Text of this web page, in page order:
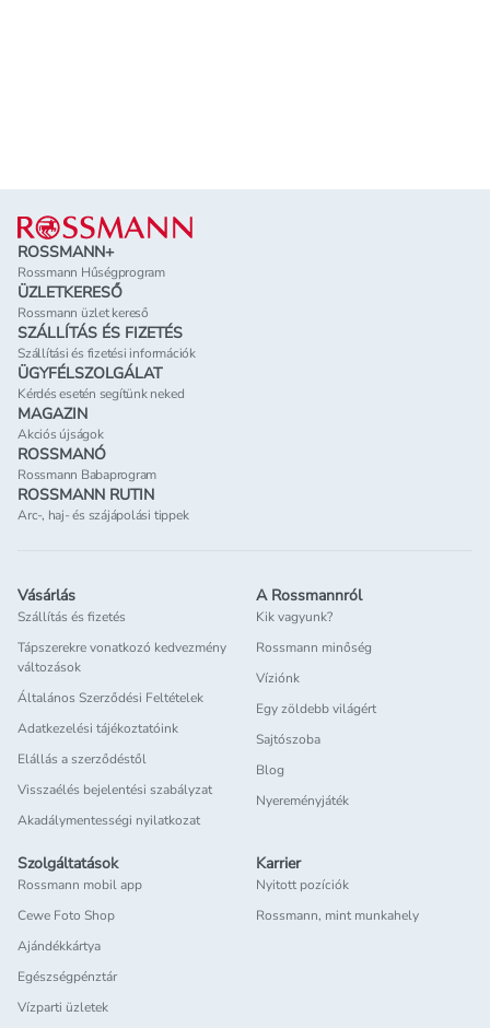
Lábléc
ROSSMANN+
Rossmann Hűségprogram
ÜZLETKERESŐ
Rossmann üzlet kereső
SZÁLLÍTÁS ÉS FIZETÉS
Szállítási és fizetési információk
ÜGYFÉLSZOLGÁLAT
Kérdés esetén segítünk neked
MAGAZIN
Akciós újságok
ROSSMANÓ
Rossmann Babaprogram
ROSSMANN RUTIN
Arc-, haj- és szájápolási tippek
Vásárlás
Szállítás és fizetés
Tápszerekre vonatkozó kedvezmény
változások
Általános Szerződési Feltételek
Adatkezelési tájékoztatóink
Elállás a szerződéstől
Visszaélés bejelentési szabályzat
Akadálymentességi nyilatkozat
A Rossmannról
Kik vagyunk?
Rossmann minőség
Víziónk
Egy zöldebb világért
Sajtószoba
Blog
Nyereményjáték
Szolgáltatások
Rossmann mobil app
Cewe Foto Shop
Ajándékkártya
Egészségpénztár
Vízparti üzletek
Karrier
Nyitott pozíciók
Rossmann, mint munkahely